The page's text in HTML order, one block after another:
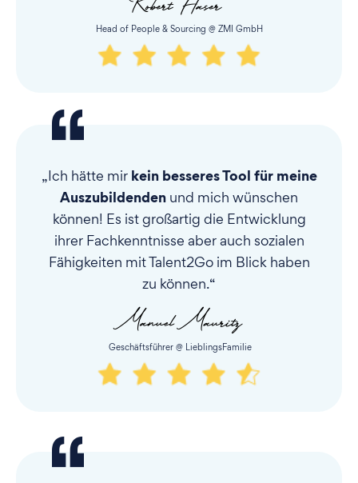
Head of People & Sourcing @ ZMI GmbH
„Ich hätte mir kein besseres Tool für meine
Auszubildenden und mich wünschen
können! Es ist großartig die Entwicklung
ihrer Fachkenntnisse aber auch sozialen
Fähigkeiten mit Talent2Go im Blick haben
zu können.“
Geschäftsführer @ LieblingsFamilie